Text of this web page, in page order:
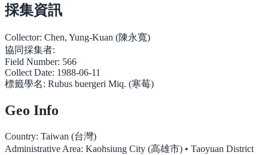
採集資訊
Collector: Chen, Yung-Kuan (陳永寬)
協同採集者:
Field Number: 566
Collect Date: 1988-06-11
標籤學名: Rubus buergeri Miq. (寒莓)
Geo Info
Country: Taiwan (台灣)
Administrative Area: Kaohsiung City (高雄市) • Taoyuan District